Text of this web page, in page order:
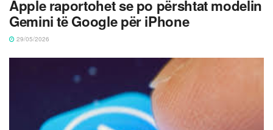
Apple raportohet se po përshtat modelin
Gemini të Google për iPhone
29/05/2026